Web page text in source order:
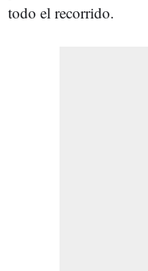
todo el recorrido.